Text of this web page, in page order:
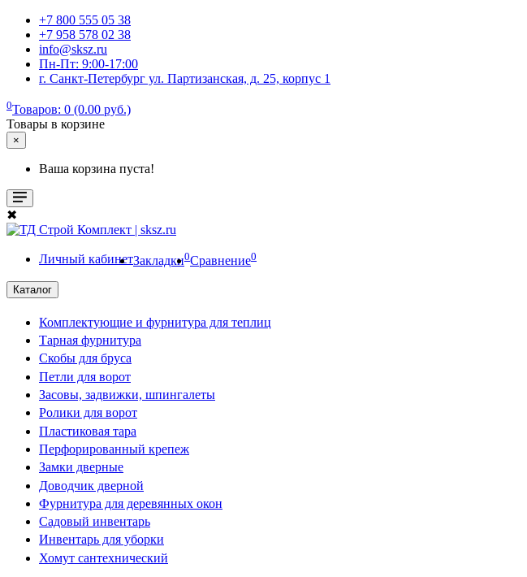
+7 800 555 05 38
+7 958 578 02 38
info@sksz.ru
Пн-Пт: 9:00-17:00
г. Санкт-Петербург ул. Партизанская, д. 25, корпус 1
0Товаров: 0 (0.00 руб.)
Товары в корзине
×
Ваша корзина пуста!
✖
Личный кабинетЗакладки0Сравнение0
Каталог
Комплектующие и фурнитура для теплиц
Тарная фурнитура
Скобы для бруса
Петли для ворот
Засовы, задвижки, шпингалеты
Ролики для ворот
Пластиковая тара
Перфорированный крепеж
Замки дверные
Доводчик дверной
Фурнитура для деревянных окон
Садовый инвентарь
Инвентарь для уборки
Хомут сантехнический